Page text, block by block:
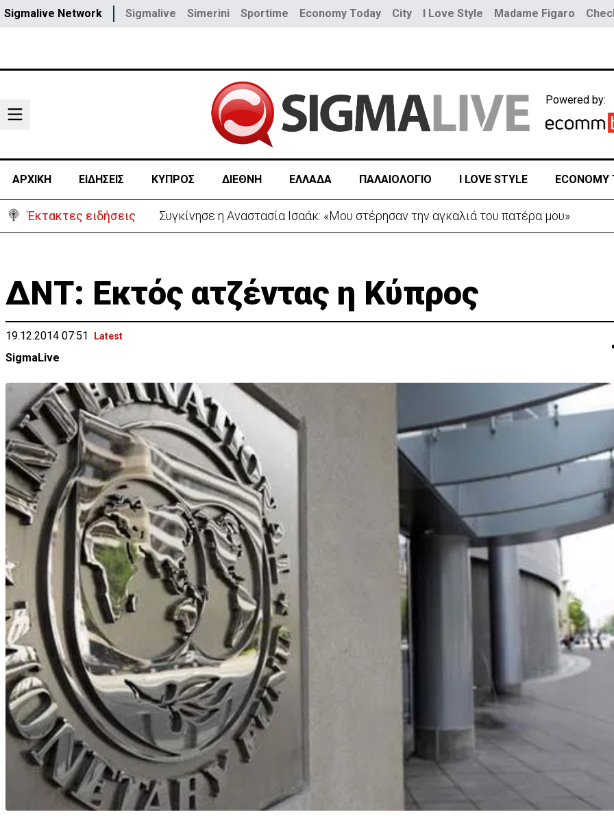
Sigmalive Network Sigmalive Simerini Sportime Economy Today City I Love Style Madame Figaro
Powered by:
ΑΡΧΙΚΗ ΕΙΔΗΣΕΙΣ ΚΥΠΡΟΣ ΔΙΕΘΝΗ ΕΛΛΑΔΑ ΠΑΛΑΙΟΛΟΓΙΟ I LOVE STYLE ECONOMY
Έκτακτες ειδήσεις Συγκίνησε η Αναστασία Ισαάκ: «Mου στέρησαν την αγκαλιά του πατέρα μου»
ΔΝΤ: Εκτός ατζέντας η Κύπρος
19.12.2014 07:51 Latest
SigmaLive